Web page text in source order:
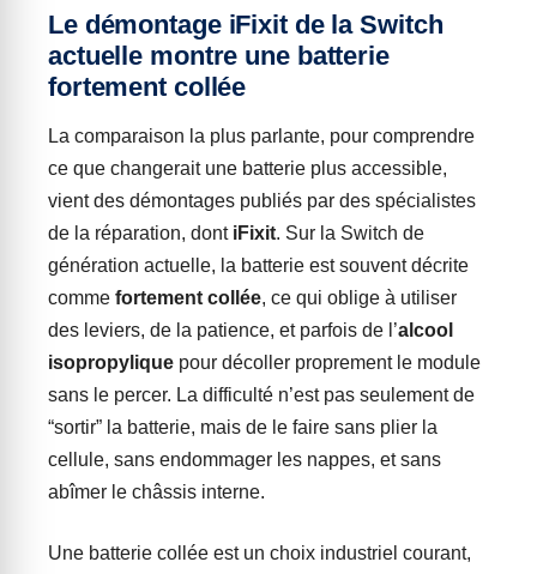
Le démontage iFixit de la Switch
actuelle montre une batterie
fortement collée
La comparaison la plus parlante, pour comprendre
ce que changerait une batterie plus accessible,
vient des démontages publiés par des spécialistes
de la réparation, dont iFixit. Sur la Switch de
génération actuelle, la batterie est souvent décrite
comme fortement collée, ce qui oblige à utiliser
des leviers, de la patience, et parfois de l’alcool
isopropylique pour décoller proprement le module
sans le percer. La difficulté n’est pas seulement de
“sortir” la batterie, mais de le faire sans plier la
cellule, sans endommager les nappes, et sans
abîmer le châssis interne.
Une batterie collée est un choix industriel courant,